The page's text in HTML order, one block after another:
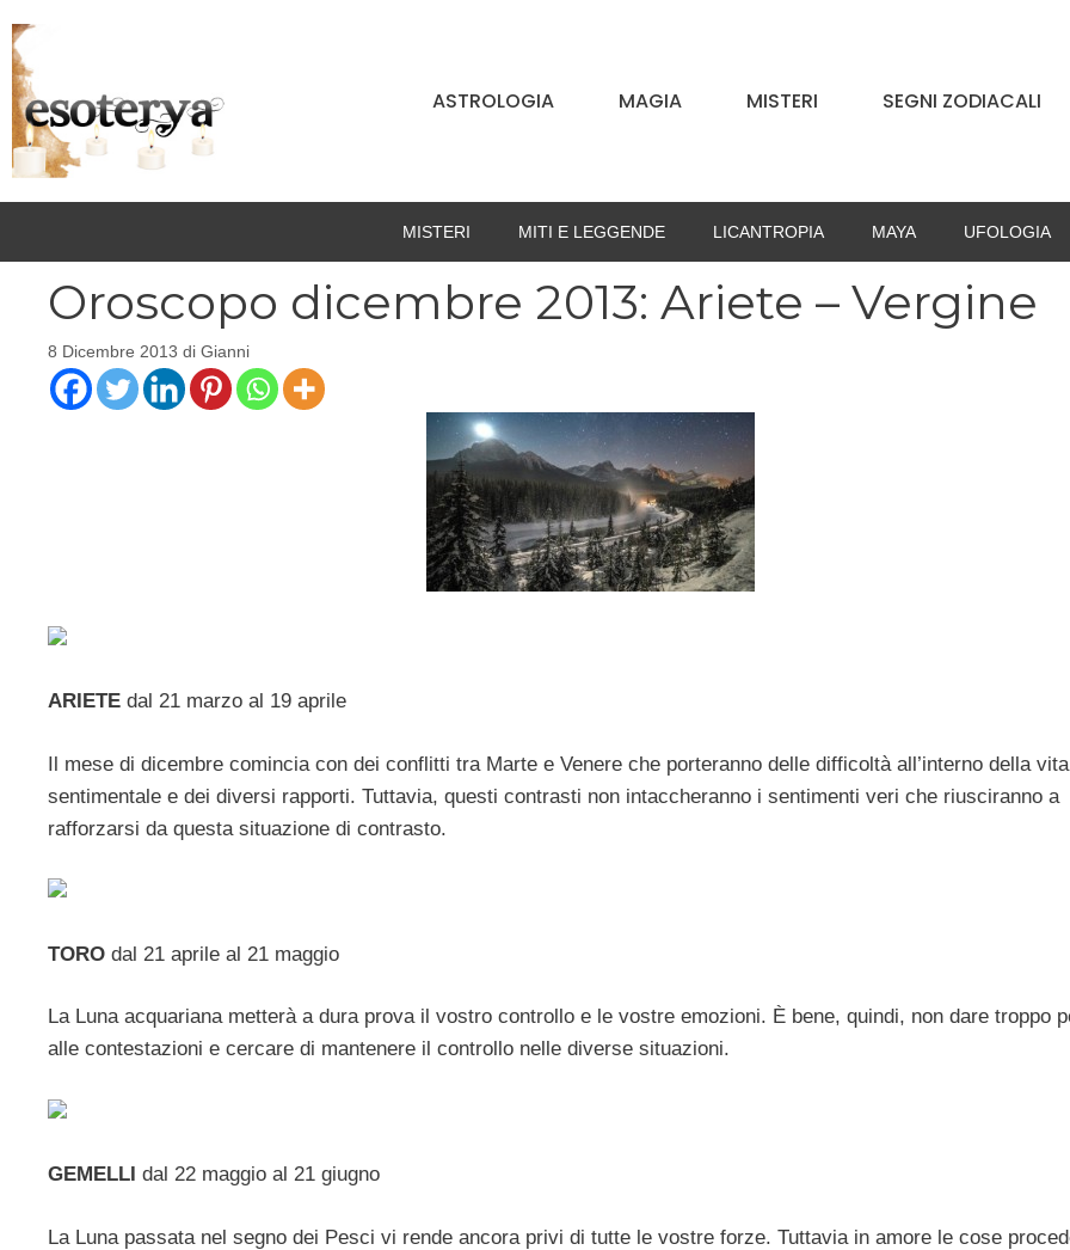
al
contenuto
ASTROLOGIA MAGIA MISTERI SEGNI ZODIACALI
MISTERI MITI E LEGGENDE LICANTROPIA MAYA UFOLOGIA
Oroscopo dicembre 2013: Ariete – Vergine
8 Dicembre 2013 di Gianni
ARIETE dal 21 marzo al 19 aprile
Il mese di dicembre comincia con dei conflitti tra Marte e Venere che porteranno delle difficoltà all’interno della vita
sentimentale e dei diversi rapporti. Tuttavia, questi contrasti non intaccheranno i sentimenti veri che riusciranno a
rafforzarsi da questa situazione di contrasto.
TORO dal 21 aprile al 21 maggio
La Luna acquariana metterà a dura prova il vostro controllo e le vostre emozioni. È bene, quindi, non dare troppo
alle contestazioni e cercare di mantenere il controllo nelle diverse situazioni.
GEMELLI dal 22 maggio al 21 giugno
La Luna passata nel segno dei Pesci vi rende ancora privi di tutte le vostre forze. Tuttavia in amore le cose